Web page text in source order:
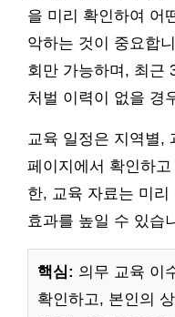
을 미리 확인하여 어
악하는 것이 중요합
회만 가능하며, 최근
처벌 이력이 없을 경
교육 일정은 지역별,
페이지에서 확인하
한, 교육 자료는 미
효과를 높일 수 있습
핵심: 의무 교육 이
확인하고, 본인의